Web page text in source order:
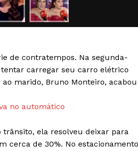
Termos de Serviços
RSS
de contratempos. Na segunda-
carregar seu carro elétrico
marido, Bruno Monteiro, acabou
no automático
trânsito, ela resolveu deixar para
cerca de 30%. No